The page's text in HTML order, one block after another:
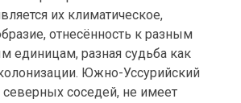
их климатическое,
отнесённость к разным
единицам, разная судьба как
Южно-Уссурийский
северных соседей, не имеет